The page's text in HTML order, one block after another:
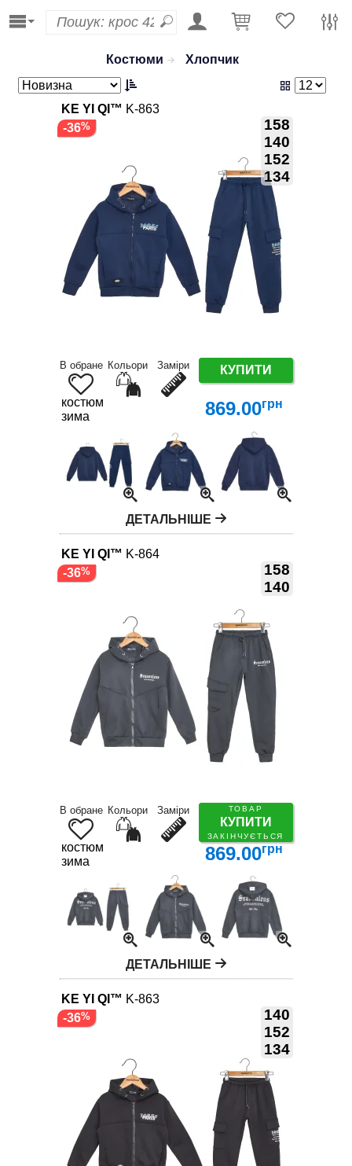
Костюми Хлопчик
KE YI QI™ K-863
158
140
152
134
В обране Кольори Заміри КУПИТИ
костюм
зима
869.00грн
-36
ДЕТАЛЬНІШЕ
KE YI QI™ K-864
158
140
В обране Кольори Заміри ТОВАР
КУПИТИ
ЗАКІНЧУЄТЬСЯ
костюм
зима
869.00грн
-36
ДЕТАЛЬНІШЕ
KE YI QI™ K-863
140
152
134
-36